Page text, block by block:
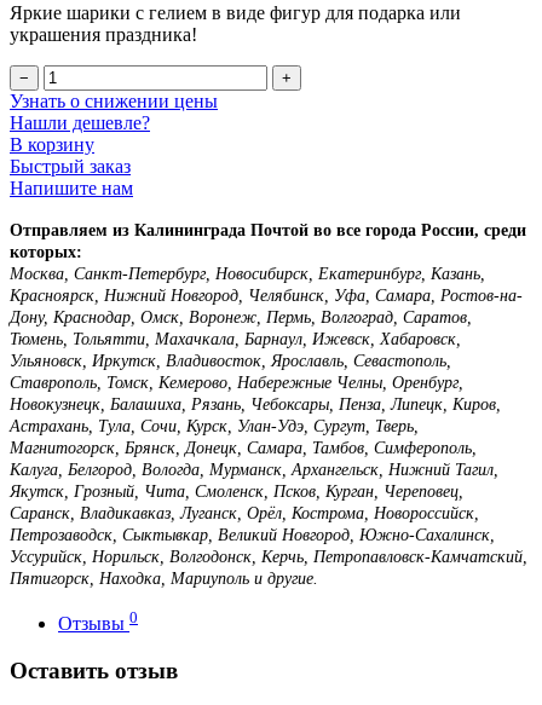
Яркие шарики с гелием в виде фигур для подарка или
украшения праздника!
− +
Узнать о снижении цены
Нашли дешевле?
В корзину
Быстрый заказ
Напишите нам
Отправляем из Калининграда Почтой во все города России, среди
которых:
Москва, Санкт-Петербург, Новосибирск, Екатеринбург, Казань,
Красноярск, Нижний Новгород, Челябинск, Уфа, Самара, Ростов-на-
Дону, Краснодар, Омск, Воронеж, Пермь, Волгоград, Саратов,
Тюмень, Тольятти, Махачкала, Барнаул, Ижевск, Хабаровск,
Ульяновск, Иркутск, Владивосток, Ярославль, Севастополь,
Ставрополь, Томск, Кемерово, Набережные Челны, Оренбург,
Новокузнецк, Балашиха, Рязань, Чебоксары, Пенза, Липецк, Киров,
Астрахань, Тула, Сочи, Курск, Улан-Удэ, Сургут, Тверь,
Магнитогорск, Брянск, Донецк, Самара, Тамбов, Симферополь,
Калуга, Белгород, Вологда, Мурманск, Архангельск, Нижний Тагил,
Якутск, Грозный, Чита, Смоленск, Псков, Курган, Череповец,
Саранск, Владикавказ, Луганск, Орёл, Кострома, Новороссийск,
Петрозаводск, Сыктывкар, Великий Новгород, Южно-Сахалинск,
Уссурийск, Норильск, Волгодонск, Керчь, Петропавловск-Камчатский,
Пятигорск, Находка, Мариуполь и другие.
Отзывы 0
Оставить отзыв